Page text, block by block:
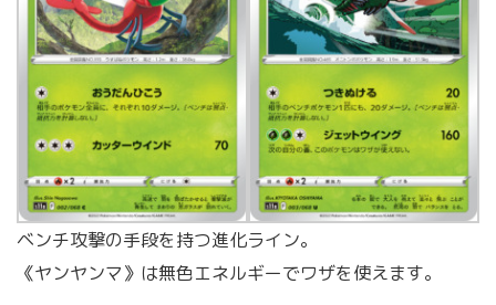
ベンチ攻撃の手段を持つ進化ライン。
《ヤンヤンマ》は無色エネルギーでワザを使えます。